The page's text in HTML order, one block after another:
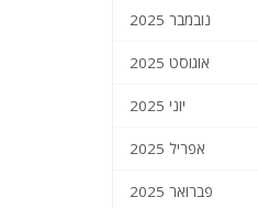
נובמבר 2025
אוגוסט 2025
יוני 2025
אפריל 2025
פברואר 2025